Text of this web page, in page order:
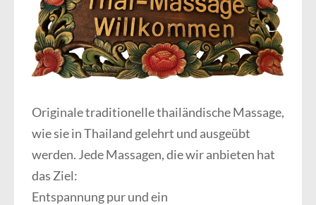
Originale traditionelle thailändische Massage,
wie sie in Thailand gelehrt und ausgeübt
werden. Jede Massagen, die wir anbieten hat
das Ziel:
Entspannung pur und ein